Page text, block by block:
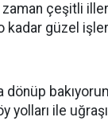
çeşitli
kadar güzel
yolları ile